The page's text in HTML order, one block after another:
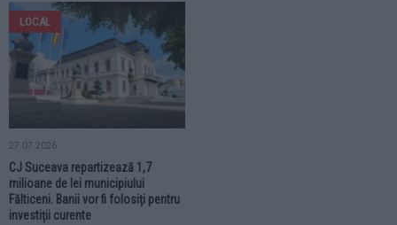
LOCAL
27.07.2026
CJ Suceava repartizează 1,7
milioane de lei municipiului
Fălticeni. Banii vor fi folosiți pentru
investiții curente